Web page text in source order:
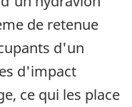
de retenue
d'un
d'impact
ce qui les place